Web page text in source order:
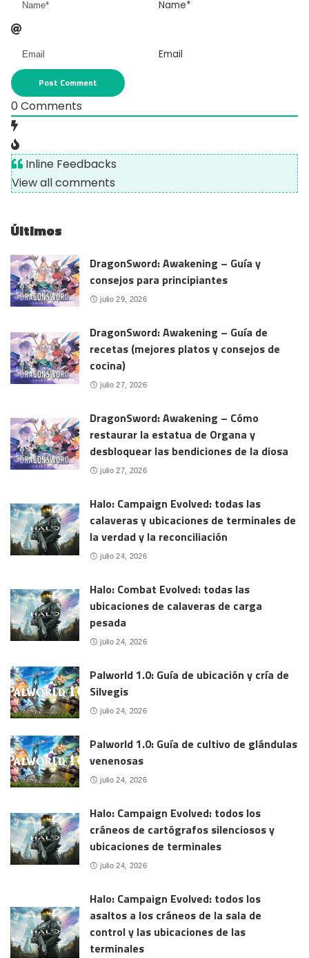
Name*
Email
0Comments
Inline Feedbacks
View all comments
Últimos
DragonSword: Awakening – Guía y
consejos para principiantes
julio 29, 2026
DragonSword: Awakening – Guía de
recetas (mejores platos y consejos de
cocina)
julio 27, 2026
DragonSword: Awakening – Cómo
restaurar la estatua de Organa y
desbloquear las bendiciones de la diosa
julio 27, 2026
Halo: Campaign Evolved: todas las
calaveras y ubicaciones de terminales de
la verdad y la reconciliación
julio 24, 2026
Halo: Combat Evolved: todas las
ubicaciones de calaveras de carga
pesada
julio 24, 2026
Palworld 1.0: Guía de ubicación y cría de
Silvegis
julio 24, 2026
Palworld 1.0: Guía de cultivo de glándulas
venenosas
julio 24, 2026
Halo: Campaign Evolved: todos los
cráneos de cartógrafos silenciosos y
ubicaciones de terminales
julio 24, 2026
Halo: Campaign Evolved: todos los
asaltos a los cráneos de la sala de
control y las ubicaciones de las
terminales